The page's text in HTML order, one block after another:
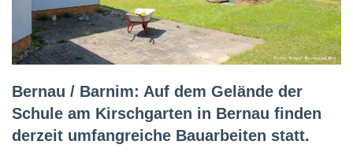
Bernau / Barnim: Auf dem Gelände der
Schule am Kirschgarten in Bernau finden
derzeit umfangreiche Bauarbeiten statt.